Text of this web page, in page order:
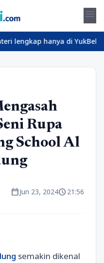
menu
hanya di
Rupa
School Al
calendar_todayJun 23, 2024schedule21:56
semakin dikenal